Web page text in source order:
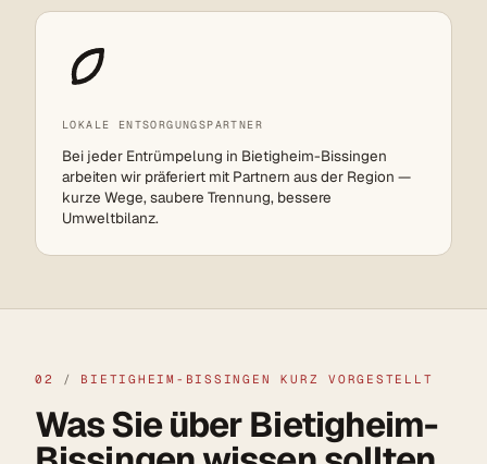
LOKALE ENTSORGUNGSPARTNER
Bei jeder Entrümpelung in Bietigheim-Bissingen
arbeiten wir präferiert mit Partnern aus der Region —
kurze Wege, saubere Trennung, bessere
Umweltbilanz.
02 / BIETIGHEIM-BISSINGEN KURZ VORGESTELLT
Was Sie über Bietigheim-